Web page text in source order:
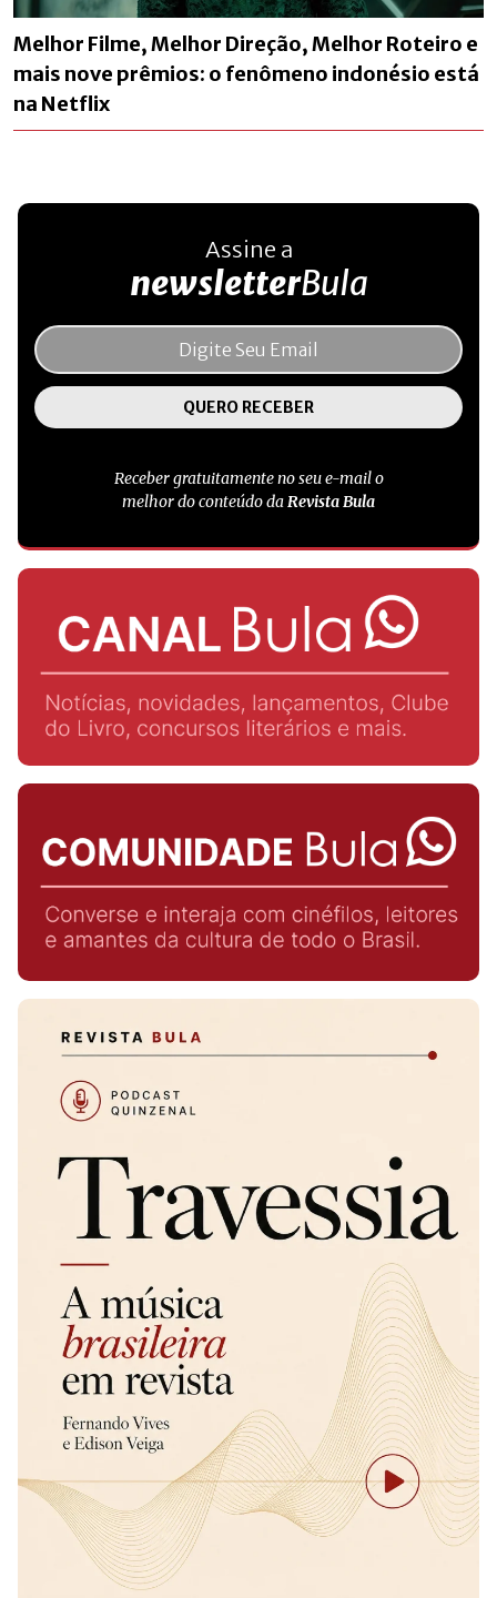
Melhor Filme, Melhor Direção, Melhor Roteiro e
mais nove prêmios: o fenômeno indonésio está
na Netflix
Assine a
newsletterBula
Receber gratuitamente no seu e-mail o
melhor do conteúdo daRevista Bula